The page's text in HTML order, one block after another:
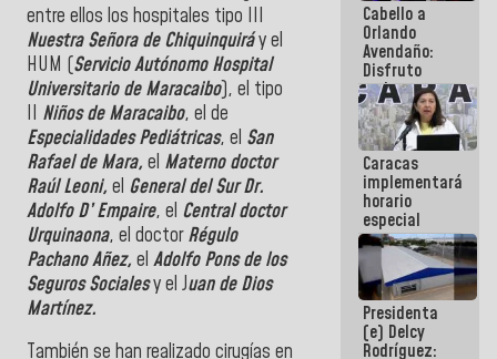
entre ellos los hospitales tipo III
Nuestra Señora de Chiquinquiráy el
HUM (Servicio Autónomo Hospital
Universitario de Maracaibo), el tipo
II Niños de Maracaibo, el de
Especialidades Pediátricas, el San
Rafael de Mara, el Materno doctor
Raúl Leoni, el General del Sur Dr.
Adolfo D’ Empaire, el Central doctor
Urquinaona, el doctorRégulo
Pachano Añez, el Adolfo Pons de los
Seguros Socialesy el Juan de Dios
Martínez.
También se han realizado cirugías en
Cabello a
Orlando
Avendaño:
Disfruto
cada vez
que escribes
porque lo
que haces
es
embarrarla
Caracas
implementará
horario
especial
para
adaptarse
al plan de
ahorro
energético
Presidenta
(e) Delcy
Rodríguez: